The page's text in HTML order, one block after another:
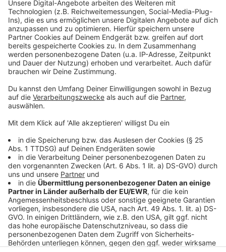
Nach Angaben der Landesregierung sind inzwischen
rund 80 Prozent der privaten Gebäudesanierungen
abgeschlossen. An Kommunen, Unternehmen und
Privathaushalte hat das Land NRW insgesamt 4,7
der Wiederaufbauhilfen war bis Ende Juni möglich. Bis
dahin seien mehr als 29.000 Anträge von Privatleuten
eingegangen. Das hat NRW-Bauministerin Ina
Scharrenbach der Deutschen Presse-Agentur gesagt.
Anzeige
Anzeige